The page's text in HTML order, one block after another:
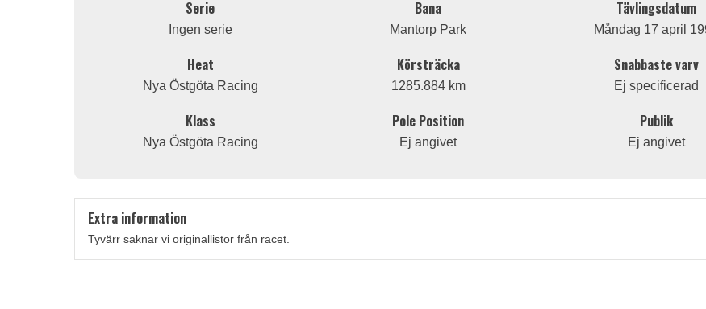
Serie
Ingen serie
Heat
Nya Östgöta Racing
Klass
Nya Östgöta Racing
Bana
Mantorp Park
Körsträcka
1285.884 km
Pole Position
Ej angivet
Tävlingsdatum
Måndag 17 april
Snabbaste varv
Ej specificerad
Publik
Ej angivet
Extra information
Tyvärr saknar vi originallistor från racet.